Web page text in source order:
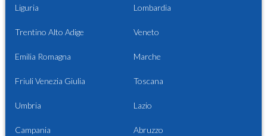
Liguria Lombardia
Trentino Alto Adige Veneto
Emilia Romagna Marche
Friuli Venezia Giulia Toscana
Umbria Lazio
Campania Abruzzo